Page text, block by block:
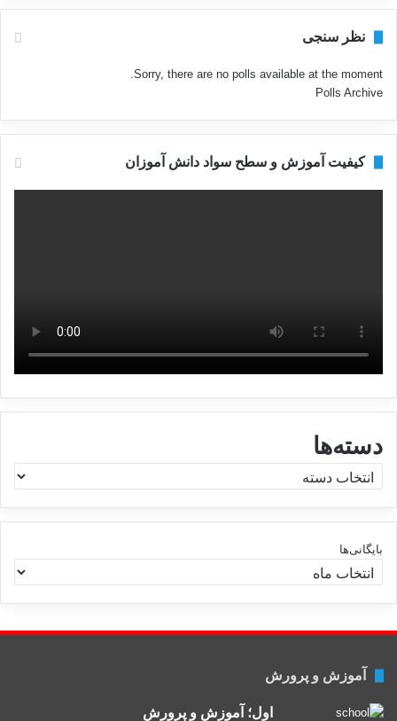
نظر سنجی
Sorry, there are no polls available at the moment.
Polls Archive
کیفیت آموزش و سطح سواد دانش آموزان
دسته‌ها
س
ت
ه
بایگانی‌ها
آموزش و پرورش
اول؛ آموزش و پرورش